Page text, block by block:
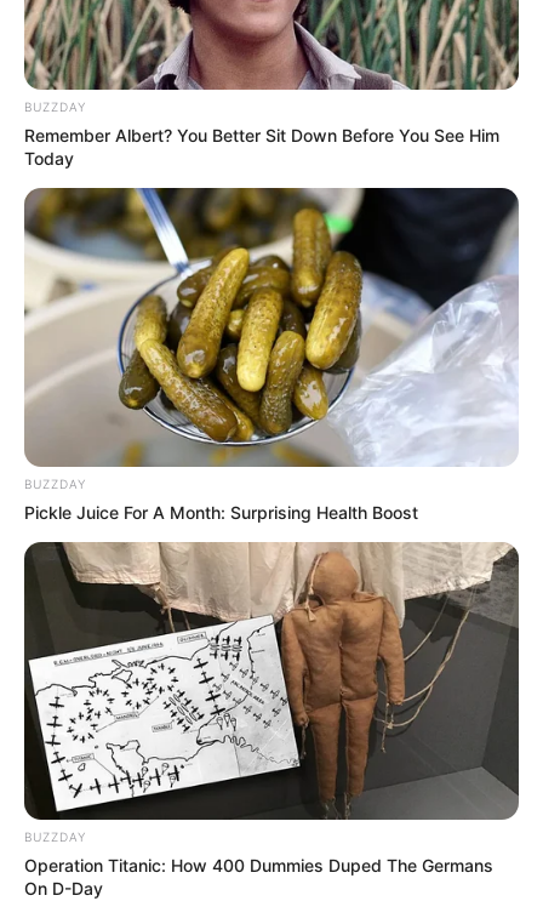
BUZZDAY
Remember Albert? You Better Sit Down Before You See Him
Today
BUZZDAY
Pickle Juice For A Month: Surprising Health Boost
BUZZDAY
Operation Titanic: How 400 Dummies Duped The Germans
On D-Day